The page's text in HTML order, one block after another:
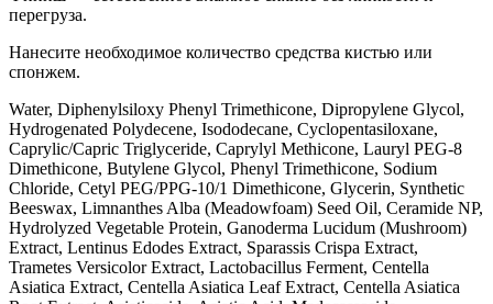
перегруза.
Нанесите необходимое количество средства кистью или
спонжем.
Water, Diphenylsiloxy Phenyl Trimethicone, Dipropylene Glycol,
Hydrogenated Polydecene, Isododecane, Cyclopentasiloxane,
Caprylic/Capric Triglyceride, Caprylyl Methicone, Lauryl PEG-8
Dimethicone, Butylene Glycol, Phenyl Trimethicone, Sodium
Chloride, Cetyl PEG/PPG-10/1 Dimethicone, Glycerin, Synthetic
Beeswax, Limnanthes Alba (Meadowfoam) Seed Oil, Ceramide NP,
Hydrolyzed Vegetable Protein, Ganoderma Lucidum (Mushroom)
Extract, Lentinus Edodes Extract, Sparassis Crispa Extract,
Trametes Versicolor Extract, Lactobacillus Ferment, Centella
Asiatica Extract, Centella Asiatica Leaf Extract, Centella Asiatica